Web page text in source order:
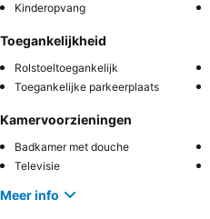
Kinderopvang
Toegankelijkheid
Rolstoeltoegankelijk
Toegankelijke parkeerplaats
Kamervoorzieningen
Badkamer met douche
Televisie
Meer info